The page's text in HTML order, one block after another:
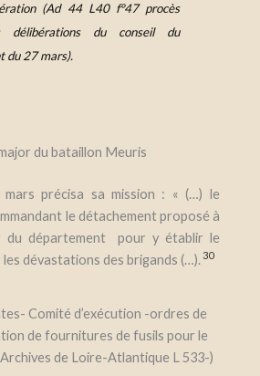
(Ad 44 L40 f°47 procès
délibérations du conseil du
du 27 mars).
du bataillon Meuris
précisa sa mission : « (…) le
le détachement proposé à
département pour y établir le
les dévastations des brigands (…). 30
Comité d’exécution -ordres de
de fournitures de fusils pour le
de Loire-Atlantique L 533-)